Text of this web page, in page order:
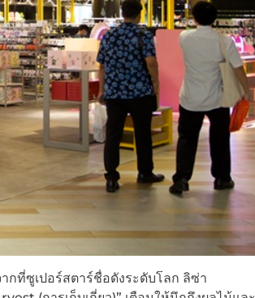
ที่ซูเปอร์สตาร์ชื่อดังระดับโลก ลิซ่า